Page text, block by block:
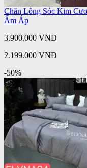
Chăn Lông Sóc Kim
Ấm Áp
3.900.000 VNĐ
2.199.000 VNĐ
-50%